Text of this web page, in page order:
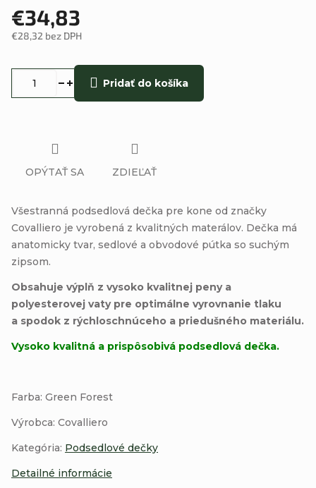
€34,83
€28,32 bez DPH
Pridať do košíka
Všestranná podsedlová dečka pre kone od značky
Covalliero je vyrobená z kvalitných materálov. Dečka má
anatomicky tvar, sedlové a obvodové pútka so suchým
zipsom.
Obsahuje výplň z vysoko kvalitnej peny a
polyesterovej vaty pre optimálne vyrovnanie tlaku
a spodok z rýchloschnúceho a priedušného materiálu.
Vysoko kvalitná a prispôsobivá podsedlová dečka.
Farba: Green Forest
Výrobca: Covalliero
Kategória: Podsedlové dečky
Detailné informácie
OPÝTAŤ SA ZDIEĽAŤ